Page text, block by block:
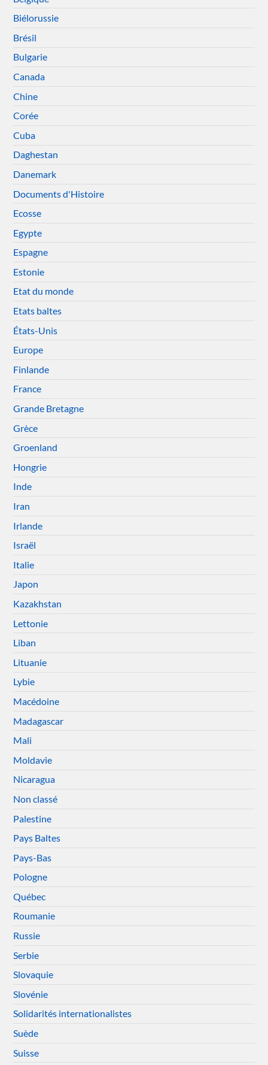
Biélorussie
Brésil
Bulgarie
Canada
Chine
Corée
Cuba
Daghestan
Danemark
Documents d'Histoire
Ecosse
Egypte
Espagne
Estonie
Etat du monde
Etats baltes
États-Unis
Europe
Finlande
France
Grande Bretagne
Grèce
Groenland
Hongrie
Inde
Iran
Irlande
Israël
Italie
Japon
Kazakhstan
Lettonie
Liban
Lituanie
Lybie
Macédoine
Madagascar
Mali
Moldavie
Nicaragua
Non classé
Palestine
Pays Baltes
Pays-Bas
Pologne
Québec
Roumanie
Russie
Serbie
Slovaquie
Slovénie
Solidarités internationalistes
Suède
Suisse